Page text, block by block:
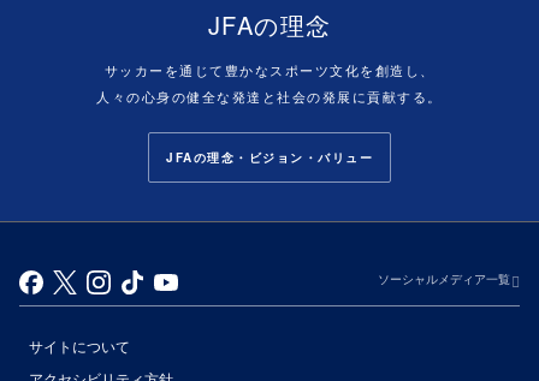
JFAの理念
サッカーを通じて豊かなスポーツ文化を創造し、
人々の心身の健全な発達と社会の発展に貢献する。
JFAの理念・ビジョン・バリュー
ソーシャルメディア一覧
サイトについて